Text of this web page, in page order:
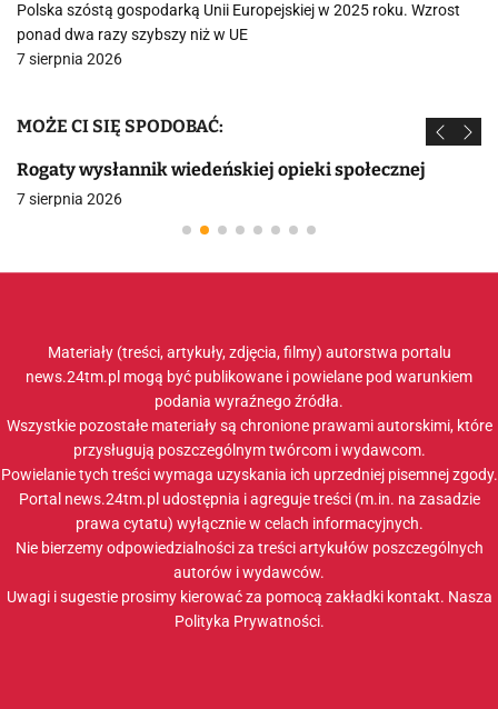
Polska szóstą gospodarką Unii Europejskiej w 2025 roku. Wzrost
ponad dwa razy szybszy niż w UE
7 sierpnia 2026
MOŻE CI SIĘ SPODOBAĆ:
Rogaty wysłannik wiedeńskiej opieki społecznej
7 sierpnia 2026
Materiały (treści, artykuły, zdjęcia, filmy) autorstwa portalu
news.24tm.pl mogą być publikowane i powielane pod warunkiem
podania wyraźnego źródła.
Wszystkie pozostałe materiały są chronione prawami autorskimi, które
przysługują poszczególnym twórcom i wydawcom.
Powielanie tych treści wymaga uzyskania ich uprzedniej pisemnej zgody.
Portal news.24tm.pl udostępnia i agreguje treści (m.in. na zasadzie
prawa cytatu) wyłącznie w celach informacyjnych.
Nie bierzemy odpowiedzialności za treści artykułów poszczególnych
autorów i wydawców.
Uwagi i sugestie prosimy kierować za pomocą zakładki kontakt. Nasza
Polityka Prywatności.